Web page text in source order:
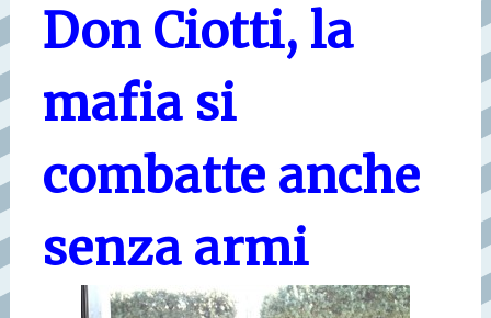
Don Ciotti, la
mafia si
combatte anche
senza armi